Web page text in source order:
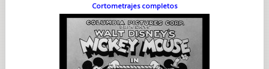
Cortometrajes completos